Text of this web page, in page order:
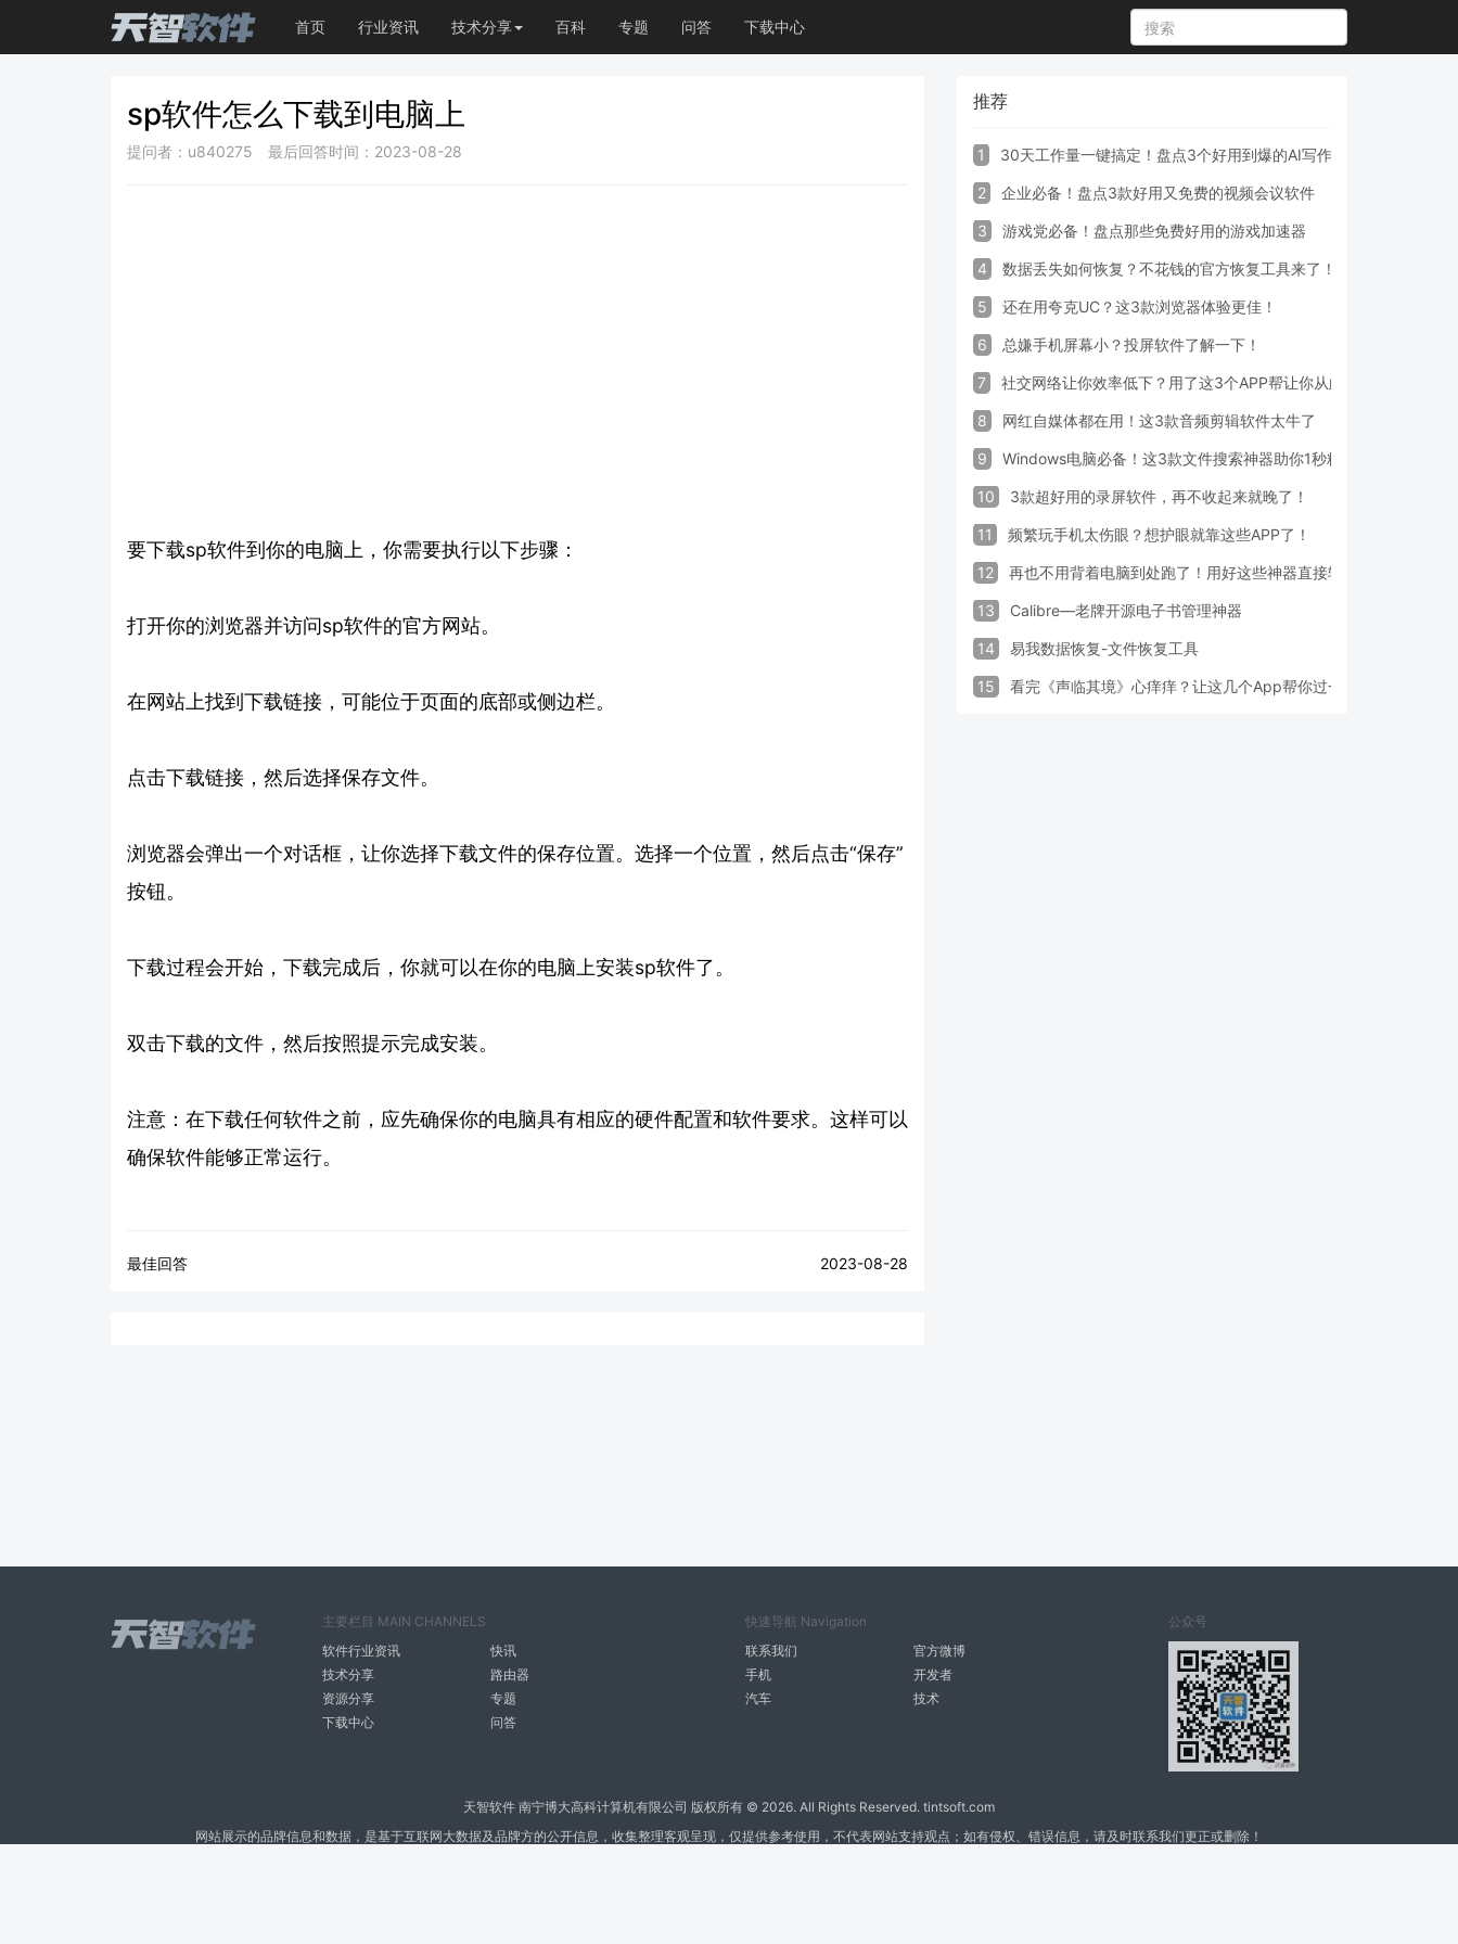
首页 行业资讯 技术分享 百科 专题 问答 下载中心
sp软件怎么下载到电脑上
提问者：u840275 最后回答时间：2023-08-28
要下载sp软件到你的电脑上，你需要执行以下步骤：
打开你的浏览器并访问sp软件的官方网站。
在网站上找到下载链接，可能位于页面的底部或侧边栏。
点击下载链接，然后选择保存文件。
浏览器会弹出一个对话框，让你选择下载文件的保存位置。选择一个位置，然后点击“保存”
按钮。
下载过程会开始，下载完成后，你就可以在你的电脑上安装sp软件了。
双击下载的文件，然后按照提示完成安装。
注意：在下载任何软件之前，应先确保你的电脑具有相应的硬件配置和软件要求。这样可以
确保软件能够正常运行。
最佳回答 2023-08-28
推荐
1 30天工作量一键搞定！盘点3个好用到爆的AI写作生成器工具
2 企业必备！盘点3款好用又免费的视频会议软件
3 游戏党必备！盘点那些免费好用的游戏加速器
4 数据丢失如何恢复？不花钱的官方恢复工具来了！
5 还在用夸克UC？这3款浏览器体验更佳！
6 总嫌手机屏幕小？投屏软件了解一下！
7 社交网络让你效率低下？用了这3个APP帮让你从此戒掉手机！
8 网红自媒体都在用！这3款音频剪辑软件太牛了
9 Windows电脑必备！这3款文件搜索神器助你1秒精准定位文件
10 3款超好用的录屏软件，再不收起来就晚了！
11 频繁玩手机太伤眼？想护眼就靠这些APP了！
12 再也不用背着电脑到处跑了！用好这些神器直接轻松办公
13 Calibre—老牌开源电子书管理神器
14 易我数据恢复-文件恢复工具
15 看完《声临其境》心痒痒？让这几个App帮你过一把配音瘾
主要栏目 MAIN CHANNELS
软件行业资讯
快讯
技术分享
路由器
资源分享
专题
下载中心
问答
快速导航 Navigation
联系我们
官方微博
手机
开发者
汽车
技术
公众号
天智软件 南宁博大高科计算机有限公司 版权所有 © 2026. All Rights Reserved. tintsoft.com
网站展示的品牌信息和数据，是基于互联网大数据及品牌方的公开信息，收集整理客观呈现，仅提供参考使用，不代表网站支持观点；如有侵权、错误信息，请及时联系我们更正或删除！